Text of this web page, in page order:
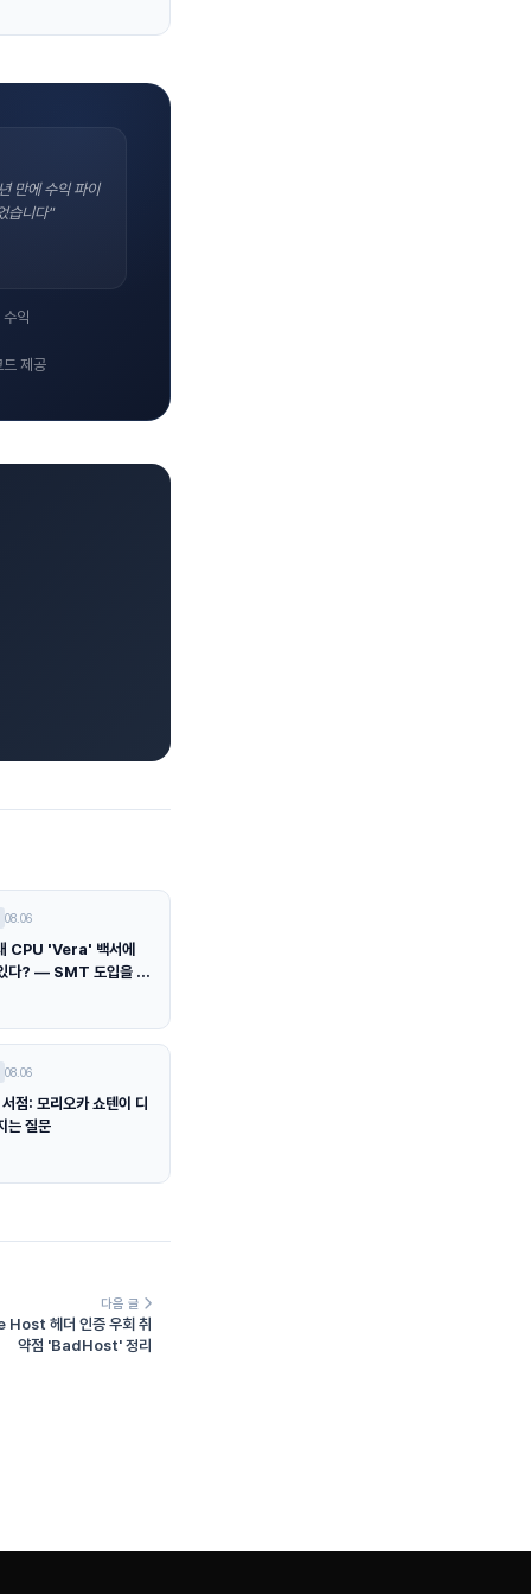
만에 수익 파이
습니다"
익
제공
08.06
CPU 'Vera' 백서에
다? — SMT 도입을 둘
08.06
점: 모리오카 쇼텐이 디
는 질문
다음 글
헤더 인증 우회 취
약점 'BadHost' 정리